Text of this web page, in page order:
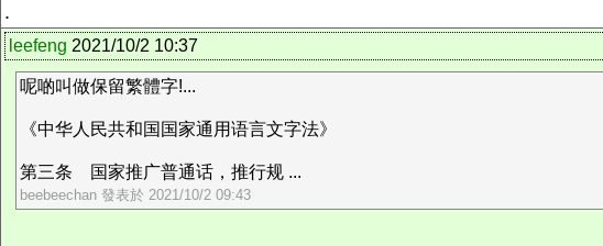
.
leefeng 2021/10/2 10:37
呢啲叫做保留繁體字!...
《中华人民共和国国家通用语言文字法》
第三条 国家推广普通话，推行规 ...
beebeechan 發表於 2021/10/2 09:43